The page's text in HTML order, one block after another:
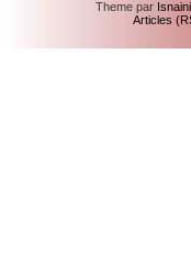
Theme par
Articles